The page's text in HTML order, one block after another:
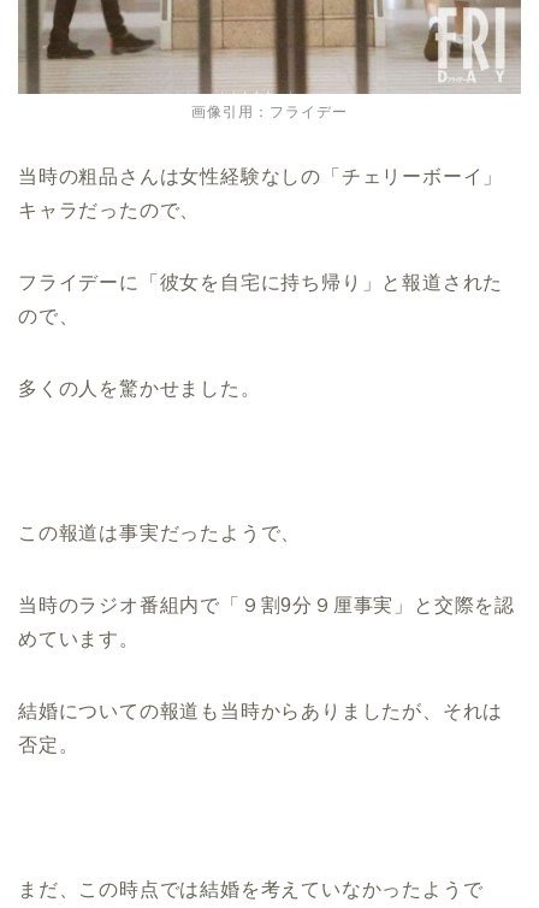
画像引用：フライデー
当時の粗品さんは女性経験なしの「チェリーボーイ」
キャラだったので、
フライデーに「彼女を自宅に持ち帰り」と報道された
ので、
多くの人を驚かせました。
この報道は事実だったようで、
当時のラジオ番組内で「９割9分９厘事実」と交際を認
めています。
結婚についての報道も当時からありましたが、それは
否定。
まだ、この時点では結婚を考えていなかったようで